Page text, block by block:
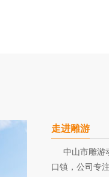
走进雕游
中山市雕游
口镇，公司专